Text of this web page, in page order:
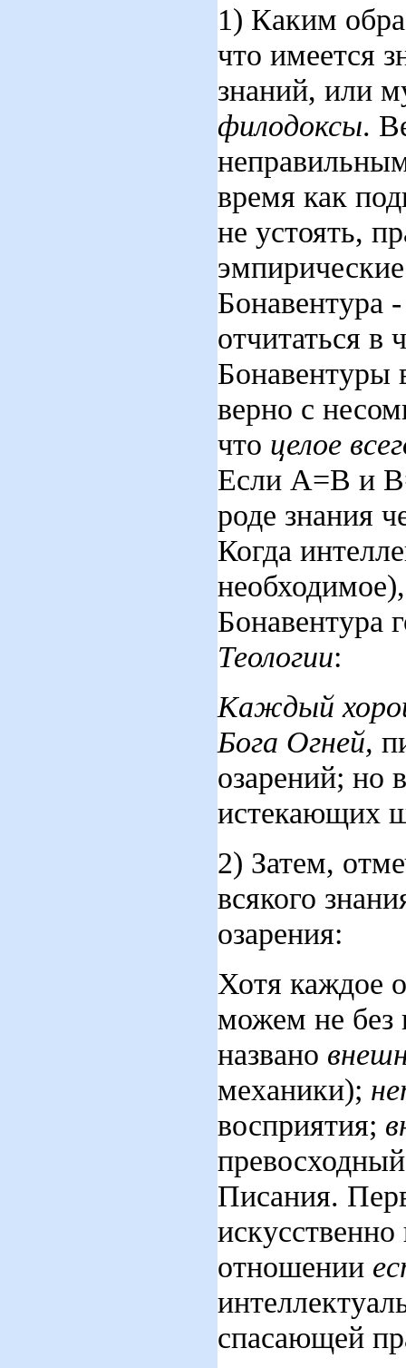
1) Каким
что имеется
знаний, или
филодоксы.
время как
не устоять,
Бонавентура
отчитаться
Бонавентуры
верно с
что целое
Если А=В и
роде знания
Когда
Бонавентура
Теологии:
Каждый
Бога Огней,
озарений; но
истекающих
2) Затем,
всякого
озарения:
Хотя каждое
можем не без
названо
механики);
восприятия;
Писания.
отношении
спасающей